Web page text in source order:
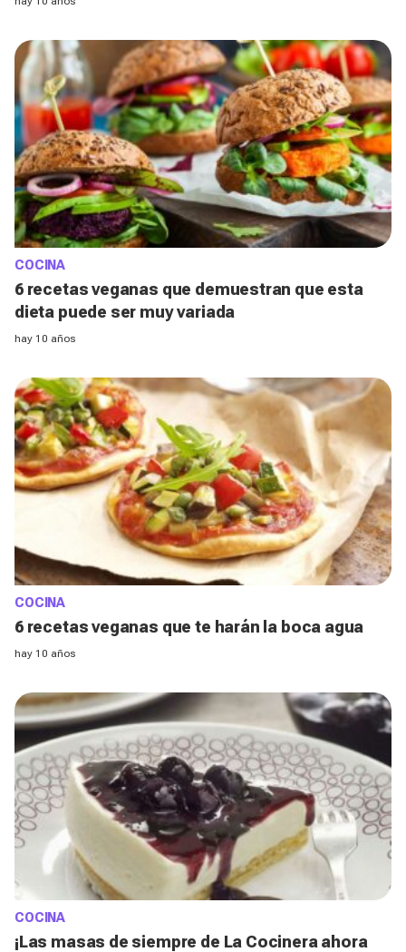
COCINA
6 recetas veganas que demuestran que esta
dieta puede ser muy variada
hay 10 años
COCINA
6 recetas veganas que te harán la boca agua
hay 10 años
COCINA
¡Las masas de siempre de La Cocinera ahora